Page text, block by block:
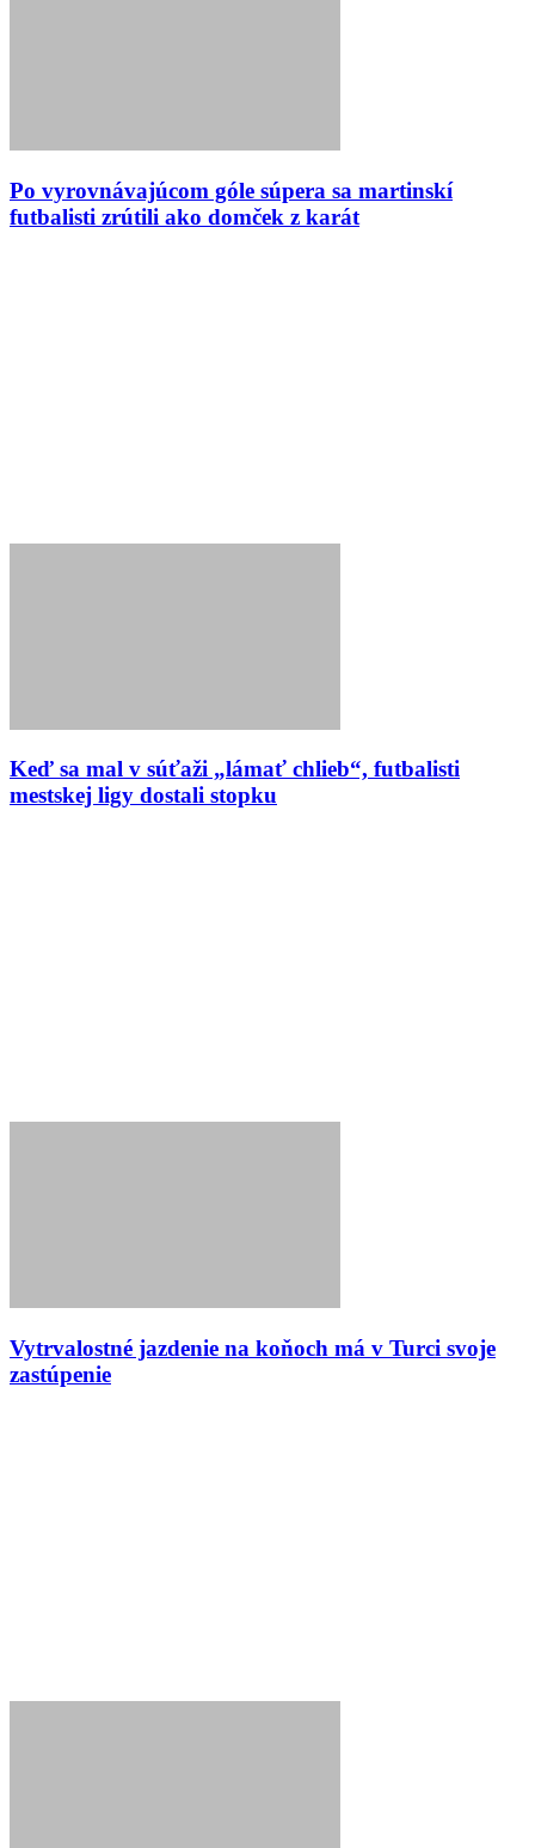
Po vyrovnávajúcom góle súpera sa martinskí
futbalisti zrútili ako domček z karát
Keď sa mal v súťaži „lámať chlieb“, futbalisti
mestskej ligy dostali stopku
Vytrvalostné jazdenie na koňoch má v Turci svoje
zastúpenie